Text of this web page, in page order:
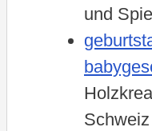
und
Schweiz